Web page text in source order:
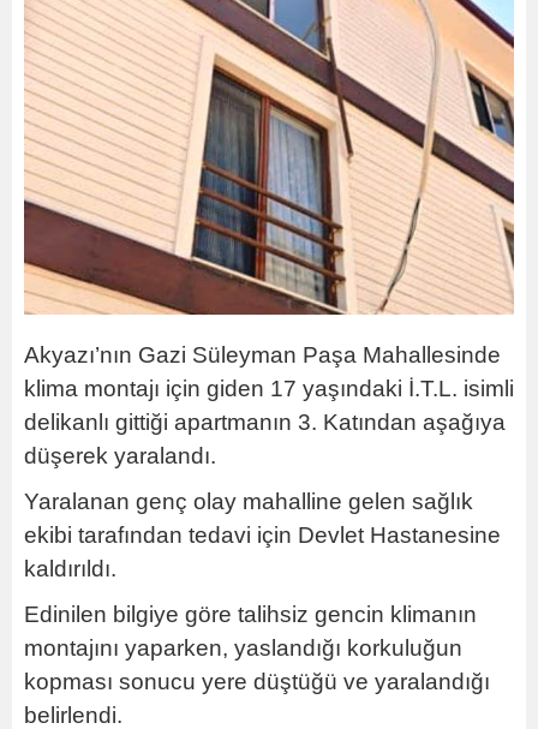
Akyazı’nın Gazi Süleyman Paşa Mahallesinde
klima montajı için giden 17 yaşındaki İ.T.L. isimli
delikanlı gittiği apartmanın 3. Katından aşağıya
düşerek yaralandı.
Yaralanan genç olay mahalline gelen sağlık
ekibi tarafından tedavi için Devlet Hastanesine
kaldırıldı.
Edinilen bilgiye göre talihsiz gencin klimanın
montajını yaparken, yaslandığı korkuluğun
kopması sonucu yere düştüğü ve yaralandığı
belirlendi.